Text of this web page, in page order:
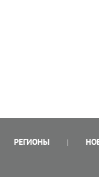
РЕГИОНЫ